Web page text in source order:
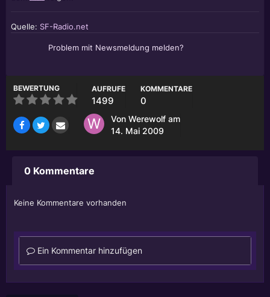
Quelle: SF-Radio.net
Problem mit Newsmeldung melden?
BEWERTUNG AUFRUFE
1499
KOMMENTARE
0
Von Werewolf am
14. Mai 2009
0 Kommentare
Keine Kommentare vorhanden
Ein Kommentar hinzufügen